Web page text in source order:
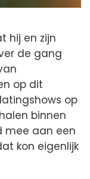
hij en zijn
de gang
op dit
op
binnen
mee aan een
kon eigenlijk